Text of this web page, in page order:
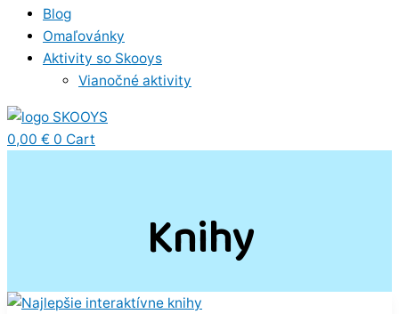
Blog
Omaľovánky
Aktivity so Skooys
Vianočné aktivity
0,00 € 0 Cart
Knihy